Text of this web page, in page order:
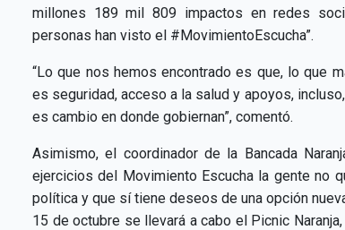
millones 189 mil 809 impactos en redes
personas han visto el #MovimientoEscucha”.
“Lo que nos hemos encontrado es que, lo que
es seguridad, acceso a la salud y apoyos,
es cambio en donde gobiernan”, comentó.
Asimismo, el coordinador de la Bancada
ejercicios del Movimiento Escucha la gente no
política y que sí tiene deseos de una opción
15 de octubre se llevará a cabo el Picnic